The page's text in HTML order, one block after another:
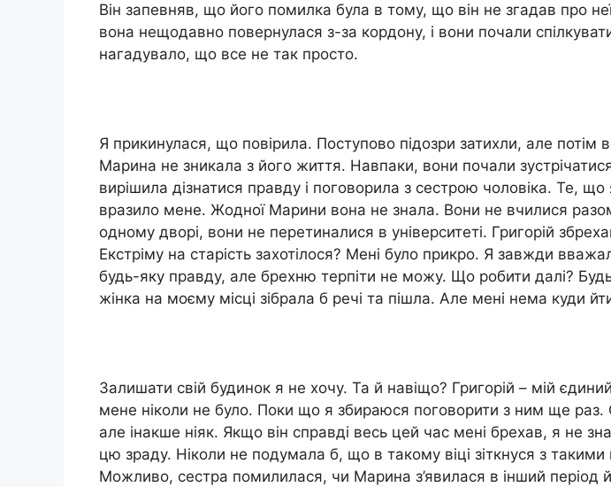
Він запевняв, що його помилка була в тому, що він не згадав про
вона нещодавно повернулася з-за кордону, і вони почали
нагадувало, що все не так просто.
Я прикинулася, що повірила. Поступово підозри затихли, але потім
Марина не зникала з його життя. Навпаки, вони почали
вирішила дізнатися правду і поговорила з сестрою чоловіка. Те, що
вразило мене. Жодної Марини вона не знала. Вони не вчилися
одному дворі, вони не перетиналися в університеті. Григорій
Екстріму на старість захотілося? Мені було прикро. Я завжди
будь-яку правду, але брехню терпіти не можу. Що робити далі?
жінка на моєму місці зібрала б речі та пішла. Але мені нема куди
Залишати свій будинок я не хочу. Та й навіщо? Григорій – мій
мене ніколи не було. Поки що я збираюся поговорити з ним ще раз.
але інакше ніяк. Якщо він справді весь цей час мені брехав, я не
цю зраду. Ніколи не подумала б, що в такому віці зіткнуся з
Можливо, сестра помилилася, чи Марина з’явилася в інший період